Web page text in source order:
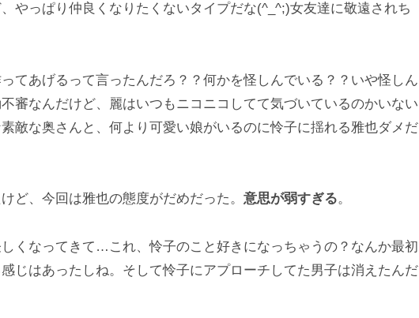
やっぱり仲良くなりたくないタイプだな(^_^;)女友達に敬遠されち
てあげるって言ったんだろ？？何かを怪しんでいる？？いや怪しん
審なんだけど、麗はいつもニコニコしてて気づいているのかいない
敵な奥さんと、何より可愛い娘がいるのに怜子に揺れる雅也ダメだ
ど、今回は雅也の態度がだめだった。 意思が弱すぎる。
くなってきて…これ、怜子のこと好きになっちゃうの？なんか最初
じはあったしね。そして怜子にアプローチしてた男子は消えたんだ